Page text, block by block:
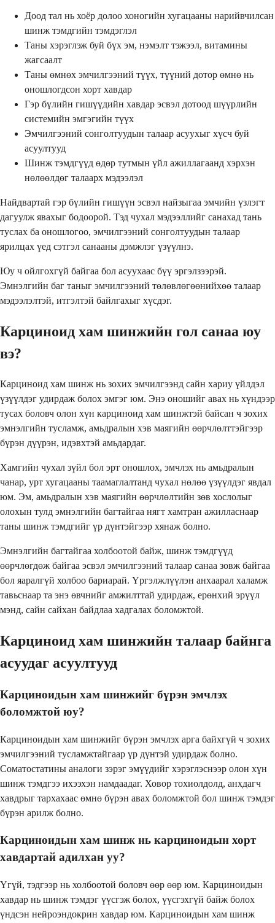
Доод тал нь хоёр долоо хоногийн хугацааны нарийвчилсан
шинж тэмдгийн тэмдэглэл
Таны хэрэглэж буй бүх эм, нэмэлт тэжээл, витамины
жагсаалт
Таны өмнөх эмчилгээний түүх, түүний дотор өмнө нь
оношлогдсон хорт хавдар
Гэр бүлийн гишүүдийн хавдар эсвэл дотоод шүүрлийн
системийн эмгэгийн түүх
Эмчилгээний сонголтуудын талаар асуухыг хүсч буй
асуултууд
Шинж тэмдгүүд өдөр тутмын үйл ажиллагаанд хэрхэн
нөлөөлдөг талаарх мэдээлэл
Найдвартай гэр бүлийн гишүүн эсвэл найзыгаа эмчийн үзлэгт
дагуулж явахыг бодоорой. Тэд чухал мэдээллийг санахад тань
туслах ба оношлогоо, эмчилгээний сонголтуудын талаар
ярилцах үед сэтгэл санааны дэмжлэг үзүүлнэ.
Юу ч ойлгохгүй байгаа бол асуухаас бүү эргэлзээрэй.
Эмнэлгийн баг таныг эмчилгээний төлөвлөгөөнийхөө талаар
мэдээлэлтэй, итгэлтэй байлгахыг хүсдэг.
Карциноид хам шинжийн гол санаа юу
вэ?
Карциноид хам шинж нь зохих эмчилгээнд сайн хариу үйлдэл
үзүүлдэг удирдаж болох эмгэг юм. Энэ оношийг авах нь хүндээр
тусах боловч олон хүн карциноид хам шинжтэй байсан ч зохих
эмнэлгийн тусламж, амьдралын хэв маягийн өөрчлөлттэйгээр
бүрэн дүүрэн, идэвхтэй амьдардаг.
Хамгийн чухал зүйл бол эрт оношлох, эмчлэх нь амьдралын
чанар, урт хугацааны таамаглалтанд чухал нөлөө үзүүлдэг явдал
юм. Эм, амьдралын хэв маягийн өөрчлөлтийн зөв хослолыг
олохын тулд эмнэлгийн багтайгаа нягт хамтран ажилласнаар
таны шинж тэмдгийг үр дүнтэйгээр хянаж болно.
Эмнэлгийн багтайгаа холбоотой байж, шинж тэмдгүүд
өөрчлөгдөж байгаа эсвэл эмчилгээний талаар санаа зовж байгаа
бол яаралгүй холбоо бариарай. Үргэлжлүүлэн анхаарал халамж
тавьснаар та энэ өвчнийг амжилттай удирдаж, ерөнхий эрүүл
мэнд, сайн сайхан байдлаа хадгалах боломжтой.
Карциноид хам шинжийн талаар байнга
асуудаг асуултууд
Карциноидын хам шинжийг бүрэн эмчлэх
боломжтой юу?
Карциноидын хам шинжийг бүрэн эмчлэх арга байхгүй ч зохих
эмчилгээний тусламжтайгаар үр дүнтэй удирдаж болно.
Соматостатины аналоги зэрэг эмүүдийг хэрэглэснээр олон хүн
шинж тэмдгээ ихээхэн намдаадаг. Ховор тохиолдолд, анхдагч
хавдрыг тархахаас өмнө бүрэн авах боломжтой бол шинж тэмдэг
бүрэн арилж болно.
Карциноидын хам шинж нь карциноидын хорт
хавдартай адилхан уу?
Үгүй, тэдгээр нь холбоотой боловч өөр өөр юм. Карциноидын
хавдар нь шинж тэмдэг үүсгэж болох, үүсгэхгүй байж болох
үндсэн нейроэндокрин хавдар юм. Карциноидын хам шинж